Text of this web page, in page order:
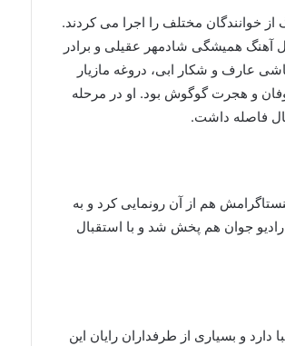
خوانندگان مختلف را اجرا می کردند.
آهنگ همیشگی شادمهر عقیلی و برادر
عارف و شکار ابی، دروغه مازیار
و هجرت گوگوش بود. او در مرحله
فاصله داشت.
هم از آن رونمایی کرد و به
رادیو جوان هم پخش شد و با استقبال
دارد و بسیاری از طرفداران رایان این